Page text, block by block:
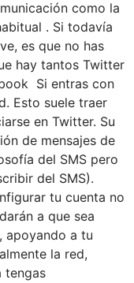
como la
. Si todavía
es que no has
hay tantos Twitter
Si entras con
Esto suele traer
en Twitter. Su
de mensajes de
del SMS pero
del SMS).
tu cuenta no
a que sea
apoyando a tu
la red,
tengas